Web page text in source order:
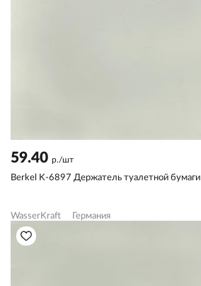
59.40 р./шт
Berkel K-6897 Держатель туалетной бумаги
WasserKraft Германия